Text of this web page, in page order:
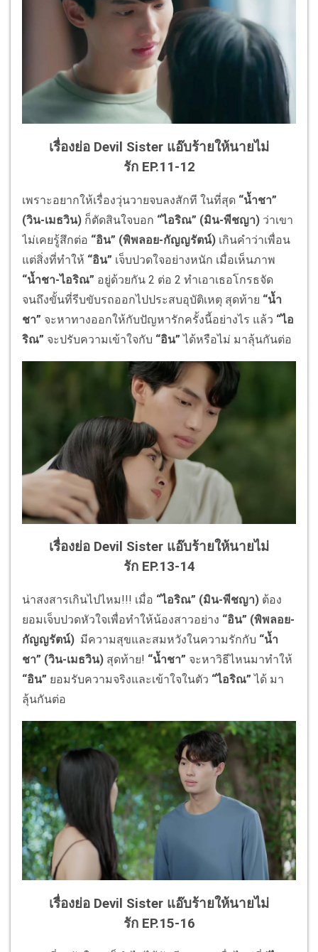
เรื่องย่อ Devil Sister แอ๊บร้ายให้นายไม่
รัก EP.11-12
เพราะอยากให้เรื่องวุ่นวายจบลงสักที ในที่สุด “น้ำชา”
(วิน-เมธวิน) ก็ตัดสินใจบอก “ไอริณ” (มิน-พีชญา) ว่าเขา
ไม่เคยรู้สึกต่อ “อิน” (พิพลอย-กัญญรัตน์) เกินคำว่าเพื่อน
แต่สิ่งที่ทำให้ “อิน” เจ็บปวดใจอย่างหนัก เมื่อเห็นภาพ
“น้ำชา-ไอริณ” อยู่ด้วยกัน 2 ต่อ 2 ทำเอาเธอโกรธจัด
จนถึงขั้นที่รีบขับรถออกไปประสบอุบัติเหตุ สุดท้าย “น้ำ
ชา” จะหาทางออกให้กับปัญหารักครั้งนี้อย่างไร แล้ว “ไอ
ริณ” จะปรับความเข้าใจกับ “อิน”ได้หรือไม่ มาลุ้นกันต่อ
เรื่องย่อ Devil Sister แอ๊บร้ายให้นายไม่
รัก EP.13-14
น่าสงสารเกินไปไหม!!! เมื่อ “ไอริณ” (มิน-พีชญา) ต้อง
ยอมเจ็บปวดหัวใจเพื่อทำให้น้องสาวอย่าง “อิน” (พิพลอย-
กัญญรัตน์) มีความสุขและสมหวังในความรักกับ “น้ำ
ชา” (วิน-เมธวิน) สุดท้าย! “น้ำชา” จะหาวิธีไหนมาทำให้
“อิน” ยอมรับความจริงและเข้าใจในตัว “ไอริณ” ได้ มา
ลุ้นกันต่อ
เรื่องย่อ Devil Sister แอ๊บร้ายให้นายไม่
รัก EP.15-16